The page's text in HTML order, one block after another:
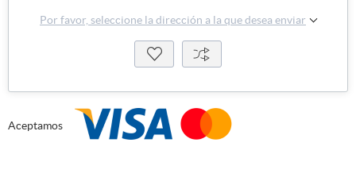
Por favor, seleccione la dirección a la que desea enviar
Aceptamos